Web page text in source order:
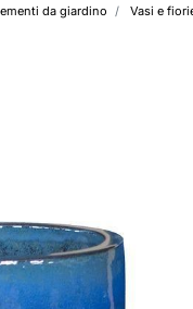
e Clima
da giardino Vasi e